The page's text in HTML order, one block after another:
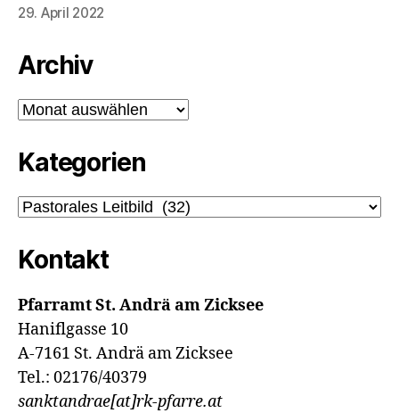
29. April 2022
Archiv
Archiv
Kategorien
Kategorien
Kontakt
Pfarramt St. Andrä am Zicksee
Haniflgasse 10
A-7161 St. Andrä am Zicksee
Tel.: 02176/40379
sanktandrae[at]rk-pfarre.at